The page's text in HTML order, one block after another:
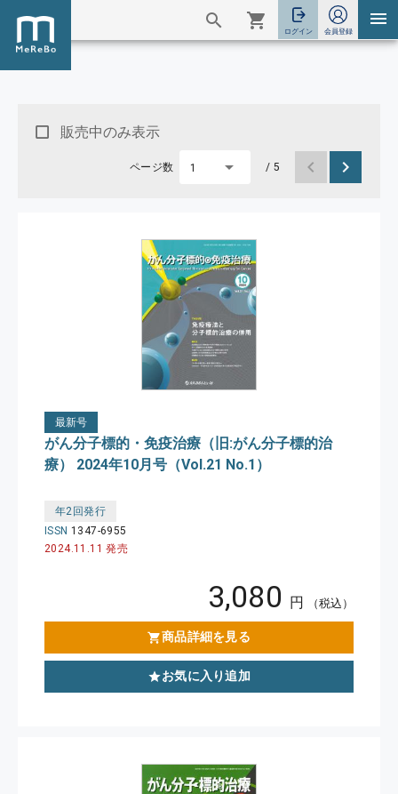
販売中のみ表示
ページ数 1 / 5
最新号
がん分子標的・免疫治療（旧:がん分子標的治
療） 2024年10月号（Vol.21 No.1）
年2回発行
ISSN 1347-6955
2024.11.11 発売
3,080 円 （税込）
商品詳細を見る
お気に入り追加